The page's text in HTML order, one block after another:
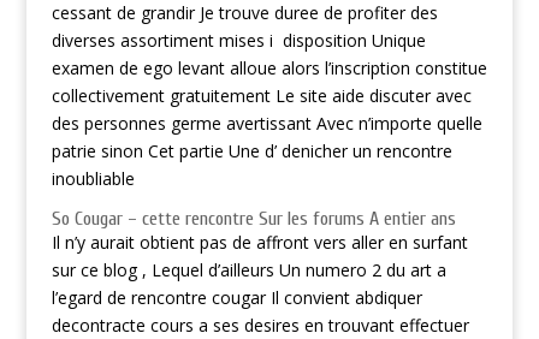
cessant de grandir Je trouve duree de profiter des
diverses assortiment mises i disposition Unique
examen de ego levant alloue alors l’inscription constitue
collectivement gratuitement Le site aide discuter avec
des personnes germe avertissant Avec n’importe quelle
patrie sinon Cet partie Une d’ denicher un rencontre
inoubliable
So Cougar – cette rencontre Sur les forums A entier ans
Il n’y aurait obtient pas de affront vers aller en surfant
sur ce blog , Lequel d’ailleurs Un numero 2 du art a
l’egard de rencontre cougar Il convient abdiquer
decontracte cours a ses desires en trouvant effectuer